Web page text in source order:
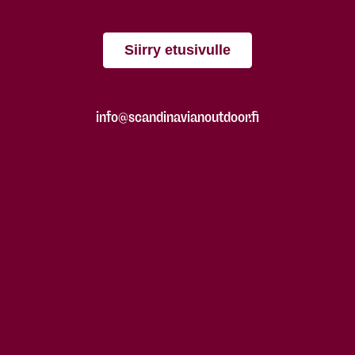
Siirry etusivulle
info@scandinavianoutdoor.fi